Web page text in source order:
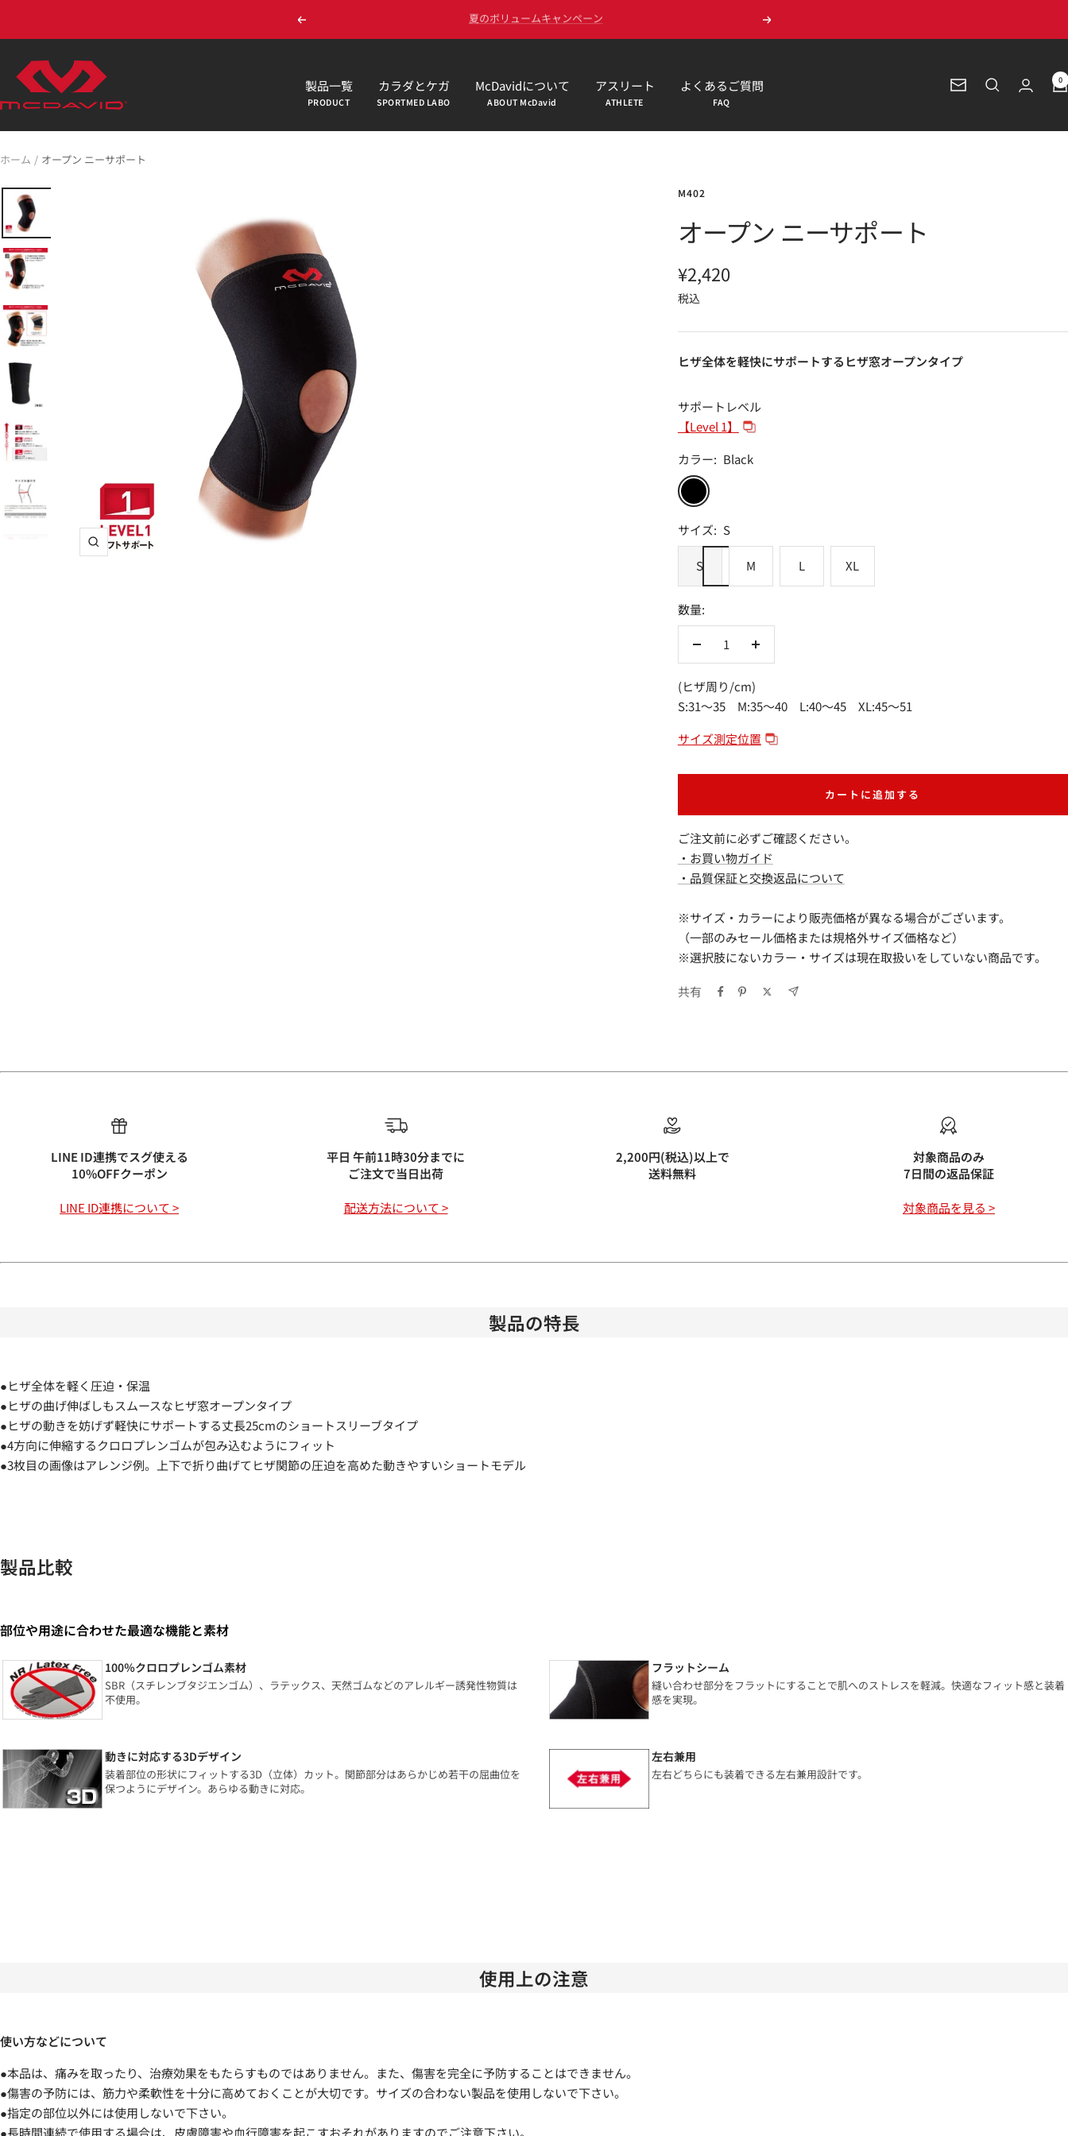
へ
ス
ッ
プ
戻
る
2,200円以上で送料無料
次
へ
製品一覧 カラダとケガ McDavidについて アスリート よくあるご質問
McDavid
Online
Shop
ニ
ー
0
ホーム オープン ニーサポート
ズ
M402
オープン ニーサポート
セ
ー
ル
価
¥2,420
税込
ヒザ全体を軽快にサポートするヒザ窓オープンタイプ
サポートレベル
【Level 1】
カラー: Black
Black
サイズ: S
S M L XL
数量:
を
減
ら
数
を
増
や
(ヒザ周り/cm)
S:31〜35 M:35〜40 L:40〜45 XL:45〜51
サイズ測定位置
カートに追加する
ご注文前に必ずご確認ください。
・お買い物ガイド
・品質保証と交換返品について
※サイズ・カラーにより販売価格が異なる場合がございます。
（一部のみセール価格または規格外サイズ価格など）
※選択肢にないカラー・サイズは現在取扱いをしていない商品です。
共有
LINE ID連携でスグ使える
10%OFFクーポン
LINE ID連携について >
平日 午前11時30分までに
ご注文で当日出荷
配送方法について >
2,200円(税込)以上で
送料無料
対象商品のみ
7日間の返品保証
対象商品を見る >
製品の特長
●ヒザ全体を軽く圧迫・保温
●ヒザの曲げ伸ばしもスムースなヒザ窓オープンタイプ
●ヒザの動きを妨げず軽快にサポートする丈長25cmのショートスリーブタイプ
●4方向に伸縮するクロロプレンゴムが包み込むようにフィット
●3枚目の画像はアレンジ例。上下で折り曲げてヒザ関節の圧迫を高めた動きやすいショートモデル
製品比較
部位や用途に合わせた最適な機能と素材
100％クロロプレンゴム素材
SBR（スチレンブタジエンゴム）、ラテックス、天然ゴムなどのアレルギー誘発性物質は
不使用。
フラットシーム
縫い合わせ部分をフラットにすることで肌へのストレスを軽減。快適なフィット感と装着
感を実現。
動きに対応する3Dデザイン
装着部位の形状にフィットする3D（立体）カット。関節部分はあらかじめ若干の屈曲位を
保つようにデザイン。あらゆる動きに対応。
左右兼用
左右どちらにも装着できる左右兼用設計です。
使用上の注意
使い方などについて
●本品は、痛みを取ったり、治療効果をもたらすものではありません。また、傷害を完全に予防することはできません。
●傷害の予防には、筋力や柔軟性を十分に高めておくことが大切です。サイズの合わない製品を使用しないで下さい。
●指定の部位以外には使用しないで下さい。